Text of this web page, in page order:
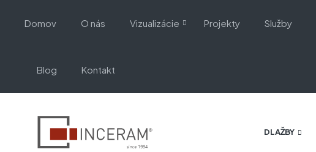
Domov O nás Vizualizácie Projekty Služby
Blog Kontakt
DLAŽBY